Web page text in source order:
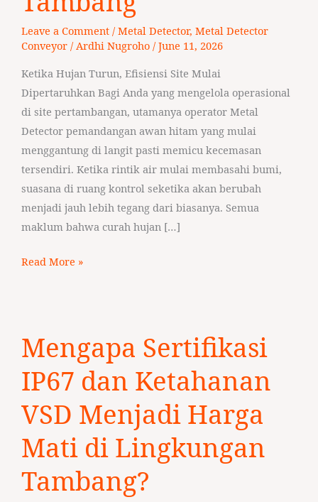
Leave a Comment / Metal Detector, Metal Detector
Conveyor/ Ardhi Nugroho / June 11, 2026
Ketika Hujan Turun, Efisiensi Site Mulai
Dipertaruhkan Bagi Anda yang mengelola operasional
di site pertambangan, utamanya operator Metal
Detector pemandangan awan hitam yang mulai
menggantung di langit pasti memicu kecemasan
tersendiri. Ketika rintik air mulai membasahi bumi,
suasana di ruang kontrol seketika akan berubah
menjadi jauh lebih tegang dari biasanya. Semua
maklum bahwa curah hujan […]
Read More »
Mengapa Sertifikasi
IP67 dan Ketahanan
VSD Menjadi Harga
Mati di Lingkungan
Tambang?
Sertifikasi
dan
VSD
Menjadi
Harga
Mati